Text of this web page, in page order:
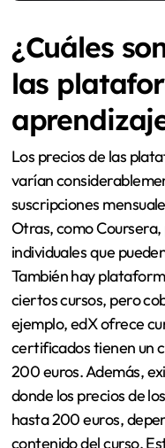
¿Cuáles
las
Los precios de las
varían
suscripciones
Otras, como
individuales que
También hay
ciertos cursos, pero
ejemplo, edX ofrece
certificados tienen un
200 euros. Además,
donde los precios de
hasta 200 euros,
contenido del curso.